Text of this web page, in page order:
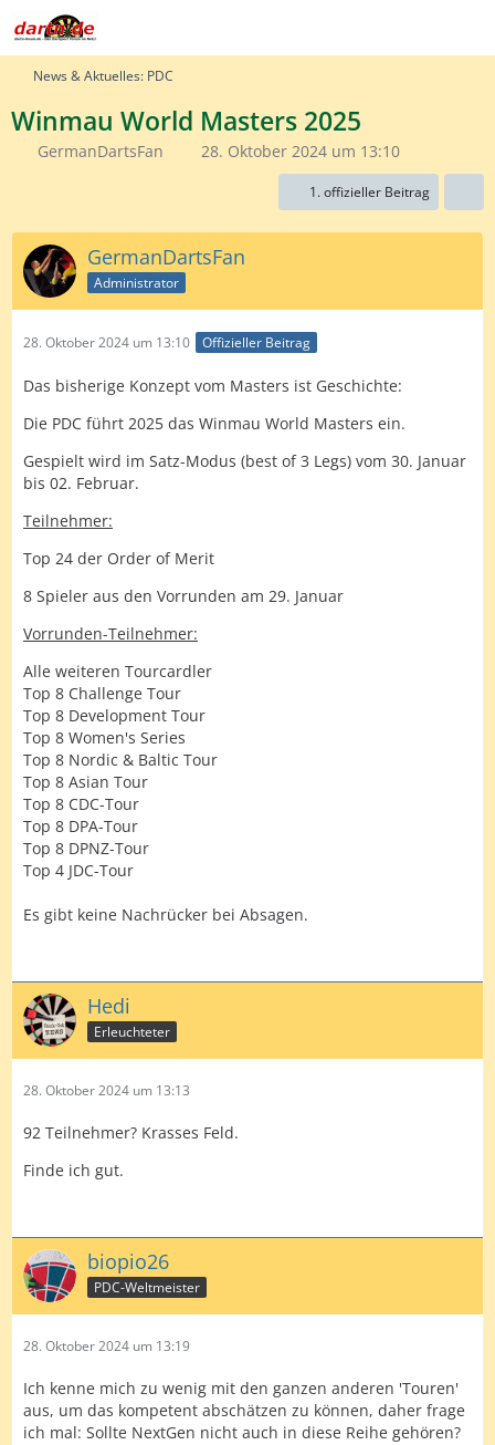
News & Aktuelles: PDC
Winmau World Masters 2025
GermanDartsFan 28. Oktober 2024 um 13:10
1. offizieller Beitrag
GermanDartsFan
Administrator
28. Oktober 2024 um 13:10 Offizieller Beitrag
Das bisherige Konzept vom Masters ist Geschichte:
Die PDC führt 2025 das Winmau World Masters ein.
Gespielt wird im Satz-Modus (best of 3 Legs) vom 30. Januar
bis 02. Februar.
Teilnehmer:
Top 24 der Order of Merit
8 Spieler aus den Vorrunden am 29. Januar
Vorrunden-Teilnehmer:
Alle weiteren Tourcardler
Top 8 Challenge Tour
Top 8 Development Tour
Top 8 Women's Series
Top 8 Nordic & Baltic Tour
Top 8 Asian Tour
Top 8 CDC-Tour
Top 8 DPA-Tour
Top 8 DPNZ-Tour
Top 4 JDC-Tour
Es gibt keine Nachrücker bei Absagen.
Hedi
Erleuchteter
28. Oktober 2024 um 13:13
92 Teilnehmer? Krasses Feld.
Finde ich gut.
biopio26
PDC-Weltmeister
28. Oktober 2024 um 13:19
Ich kenne mich zu wenig mit den ganzen anderen 'Touren'
aus, um das kompetent abschätzen zu können, daher frage
ich mal: Sollte NextGen nicht auch in diese Reihe gehören?